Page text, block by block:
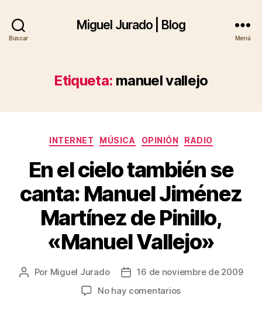
Buscar
Miguel Jurado | Blog
Menú
Etiqueta: manuel vallejo
Categorías
INTERNET MÚSICA OPINIÓN RADIO
En el cielo también se
canta: Manuel Jiménez
Martínez de Pinillo,
«Manuel Vallejo»
Autor
Por Miguel Jurado
Fecha16 de noviembre de 2009
No hay comentariosen